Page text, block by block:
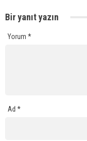
Bir yanıt yazın
Yorum *
Ad *